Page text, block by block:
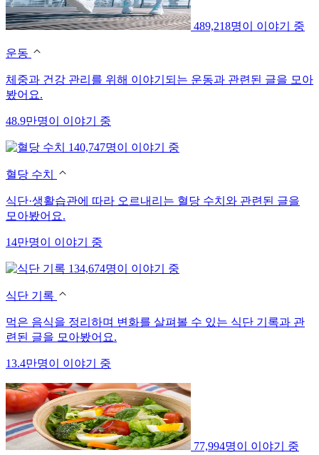
489,218명이 이야기 중
운동
체중과 건강 관리를 위해 이야기되는 운동과 관련된 글을 모아
봤어요.
48.9만명이 이야기 중
140,747명이 이야기 중
혈당 수치
식단·생활습관에 따라 오르내리는 혈당 수치와 관련된 글을
모아봤어요.
14만명이 이야기 중
134,674명이 이야기 중
식단 기록
먹은 음식을 정리하며 변화를 살펴볼 수 있는 식단 기록과 관
련된 글을 모아봤어요.
13.4만명이 이야기 중
77,994명이 이야기 중